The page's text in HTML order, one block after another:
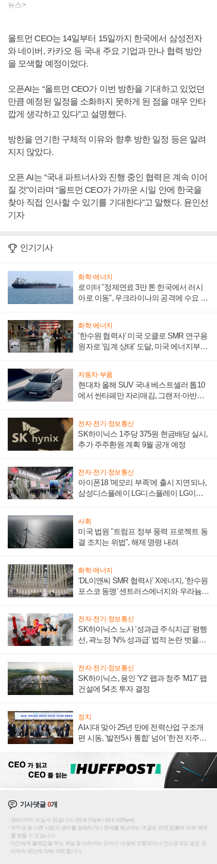
뉴스>
올트먼 CEO는 14일부터 15일까지 한국에서 삼성전자
와 네이버, 카카오 등 국내 주요 기업과 만나 협력 방안
을 모색할 예정이었다.
오픈AI는 “올트먼 CEO가 이번 방한을 기대하고 있었던
만큼 예정된 일정을 소화하지 못하게 된 점을 매우 안타
깝게 생각하고 있다”고 설명했다.
방한을 연기한 구체적 이유와 향후 방한 일정 등은 알려
지지 않았다.
오픈 AI는 “국내 파트너사와 진행 중인 협력은 계속 이어
질 것”이라며 “올트먼 CEO가 가까운 시일 안에 한국을
찾아 직접 인사할 수 있기를 기대한다”고 말했다. 윤인선
기자
인기기사
화학·에너지
로이터 "정제연료 3만 톤 한국에서 러시
아로 이동", 우크라이나의 공격에 수요 늘
화학·에너지
'한수원 협력사' 미국 오클로 SMR 연구용
원자로 '임계 상태' 도달, 미국 에너지부
자동차·부품
현대차 올해 SUV 국내 베스트셀러 톱10
에서 싼타페만 자리매김, 그랜저·아반떼
전자·전기·정보통신
SK하이닉스 1주당 375원 현금배당 실시,
추가 주주환원 계획 9월 공개 예정
전자·전기·정보통신
아이폰18 '메모리 부족'에 출시 지연되나,
삼성디스플레이 LG디스플레이 LG이노
사회
미국 법원 "트럼프 정부 풍력 프로젝트 동
결 조치는 위법", 해제 명령 내려
화학·에너지
'DL이앤씨 SMR 협력사' X에너지, '한수원
포스코 동맹' 센트러스에너지와 우라늄
전자·전기·정보통신
SK하이닉스 노사 '성과급 주식지급' 평행
선, 곽노정 'N% 성과급' 법적 논란 벗을지
전자·전기·정보통신
SK하이닉스, 용인 'Y2' 팹과 청주 'M17' 팹
건설에 54조 투자 결정
정치
AI시대 맞아 25년 만에 전력산업 구조개
편 시동, '발전5사 통합' 넘어 '한전 지주사'
기사댓글0개
200자까지 쓰실 수 있습니다. (현재 0 byte / 최대 400byte)
저작권 등 다른 사람의 권리를 침해하거나 명예를 훼손하는 댓글은 관련 법률에 의해 제재
를 받을 수 있습니다.
타인에게 불쾌감을 주는 욕설 등 비하하는 단어가 내용에 포함되거나 인신공격성 글은 관
리자의 판단에 의해 삭제 합니다.